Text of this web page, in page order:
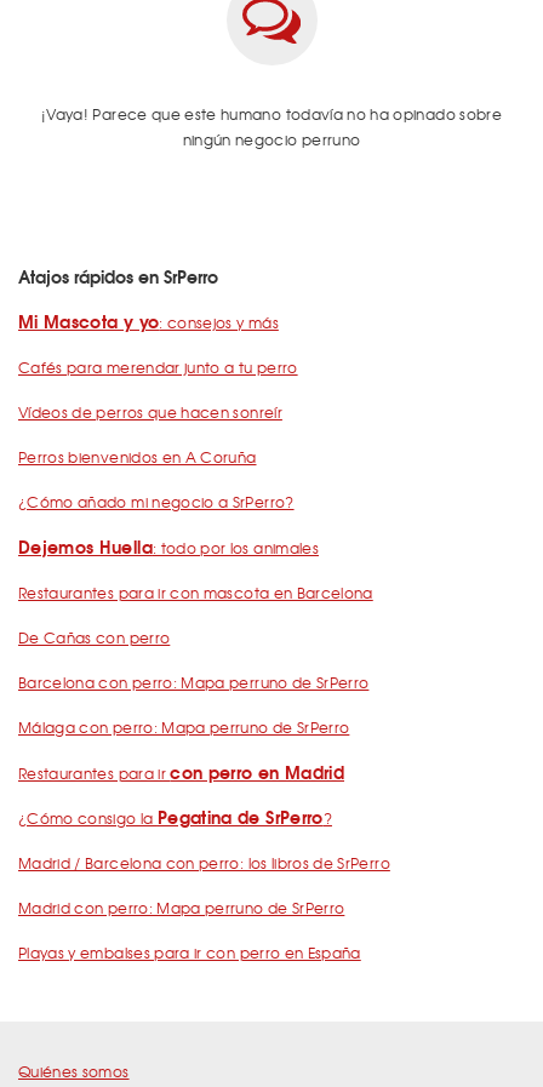
¡Vaya! Parece que este humano todavía no ha opinado sobre
ningún negocio perruno
Atajos rápidos en SrPerro
Mi Mascota y yo: consejos y más
Cafés para merendar junto a tu perro
Vídeos de perros que hacen sonreír
Perros bienvenidos en A Coruña
¿Cómo añado mi negocio a SrPerro?
Dejemos Huella: todo por los animales
Restaurantes para ir con mascota en Barcelona
De Cañas con perro
Barcelona con perro: Mapa perruno de SrPerro
Málaga con perro: Mapa perruno de SrPerro
Restaurantes para ircon perro en Madrid
¿Cómo consigo la Pegatina de SrPerro?
Madrid / Barcelona con perro: los libros de SrPerro
Madrid con perro: Mapa perruno de SrPerro
Playas y embalses para ir con perro en España
Quiénes somos